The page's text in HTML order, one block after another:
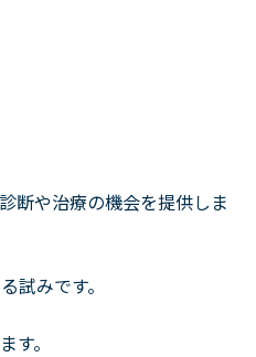
断や治療の機会を提供しま
試みです。
す。